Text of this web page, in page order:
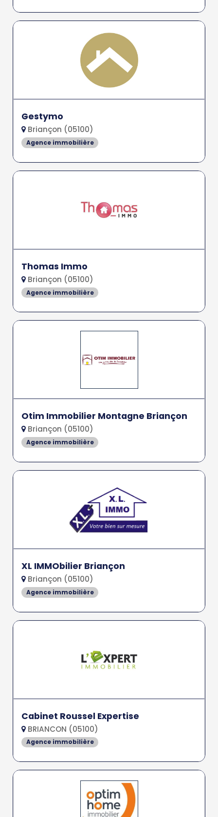
Gestymo
Briançon (05100)
Agence immobilière
Thomas Immo
Briançon (05100)
Agence immobilière
Otim Immobilier Montagne Briançon
Briançon (05100)
Agence immobilière
XL IMMObilier Briançon
Briançon (05100)
Agence immobilière
Cabinet Roussel Expertise
BRIANCON (05100)
Agence immobilière